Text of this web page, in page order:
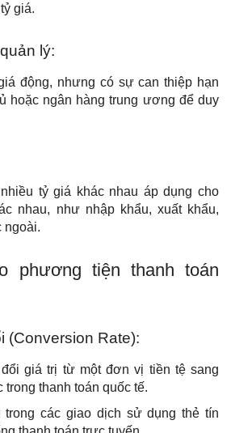
giá.
lý:
động, nhưng có sự can thiệp hạn
hoặc ngân hàng trung ương để duy
tỷ giá khác nhau áp dụng cho
nhau, như nhập khẩu, xuất khẩu,
ngoài.
phương tiện thanh toán
(Conversion Rate):
giá trị từ một đơn vị tiền tệ sang
trong thanh toán quốc tế.
các giao dịch sử dụng thẻ tín